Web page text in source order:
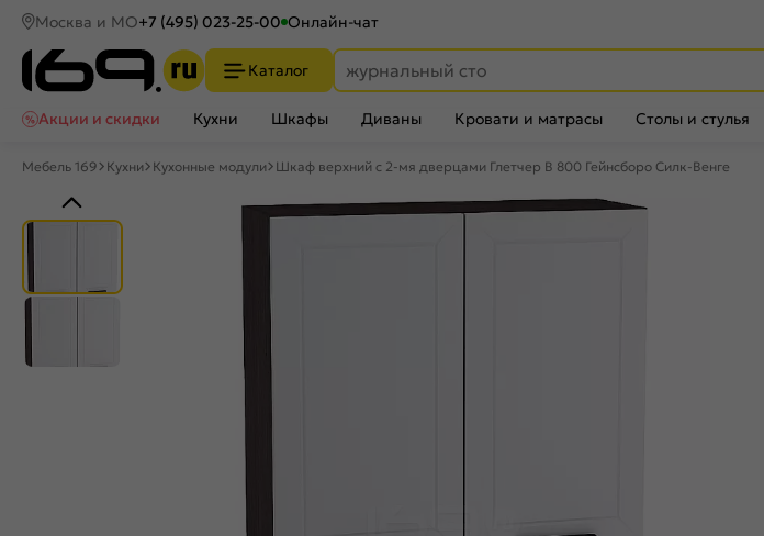
Москва и МО+7 (495) 023-25-00 Онлайн-чат
Каталог
Акции и скидки
Кухни Шкафы Диваны Кровати и матрасы Столы и стулья
Мебель 169 Кухни Кухонные модули Шкаф верхний с 2-мя дверцами Глетчер В 800 Гейнсборо Силк-Венге